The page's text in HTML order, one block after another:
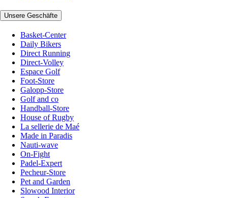
Unsere Geschäfte
Basket-Center
Daily Bikers
Direct Running
Direct-Volley
Espace Golf
Foot-Store
Galopp-Store
Golf and co
Handball-Store
House of Rugby
La sellerie de Maé
Made in Paradis
Nauti-wave
On-Fight
Padel-Expert
Pecheur-Store
Pet and Garden
Slowood Interior